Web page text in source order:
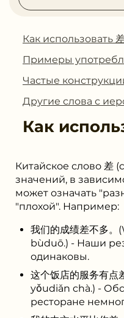
Как использовать
Примеры
Частые
Другие слова с
Как
Китайское слово 差
значений, в
может означать
"плохой". Например:
我们的成绩差不多
bùduō.) - Наши
одинаковы.
这个饭店的服务有
yǒudiǎn chà.) -
ресторане